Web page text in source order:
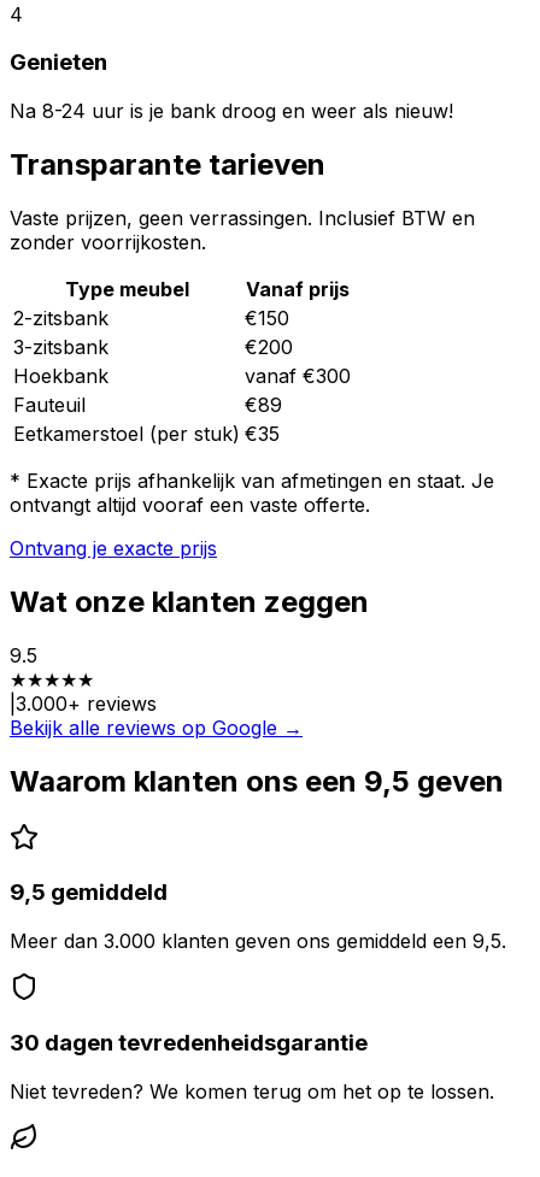
4
Genieten
Na 8-24 uur is je bank droog en weer als nieuw!
Transparante tarieven
Vaste prijzen, geen verrassingen. Inclusief BTW en
zonder voorrijkosten.
Type meubel
Vanaf prijs
2-zitsbank
€150
3-zitsbank
€200
Hoekbank
vanaf €300
Fauteuil
€89
Eetkamerstoel (per stuk) €35
* Exacte prijs afhankelijk van afmetingen en staat. Je
ontvangt altijd vooraf een vaste offerte.
Ontvang je exacte prijs
Wat onze klanten zeggen
9.5
★★★★★
3.000+ reviews
Bekijk alle reviews op Google →
Waarom klanten ons een 9,5 geven
9,5 gemiddeld
Meer dan 3.000 klanten geven ons gemiddeld een 9,5.
30 dagen tevredenheidsgarantie
Niet tevreden? We komen terug om het op te lossen.